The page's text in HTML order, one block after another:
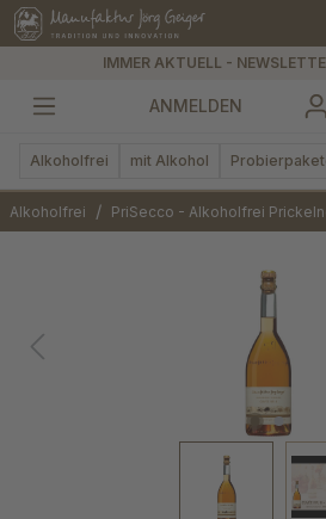
springen
IMMER AKTUELL -
ANMELDEN
Alkoholfrei mit Alkohol
Alkoholfrei / PriSecco - Alkoholfrei